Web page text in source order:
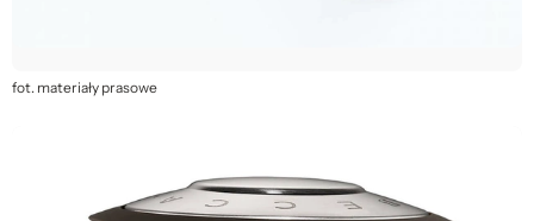
fot. materiały prasowe